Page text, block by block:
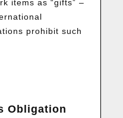
items as “gifts” –
prohibit such
Obligation